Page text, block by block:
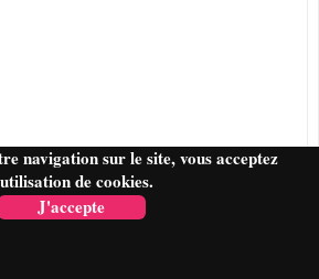
navigation sur le site, vous acceptez
de cookies.
J'accepte